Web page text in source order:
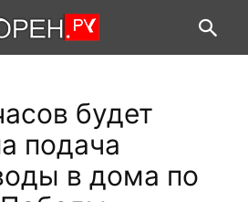
будет
подача
в дома по